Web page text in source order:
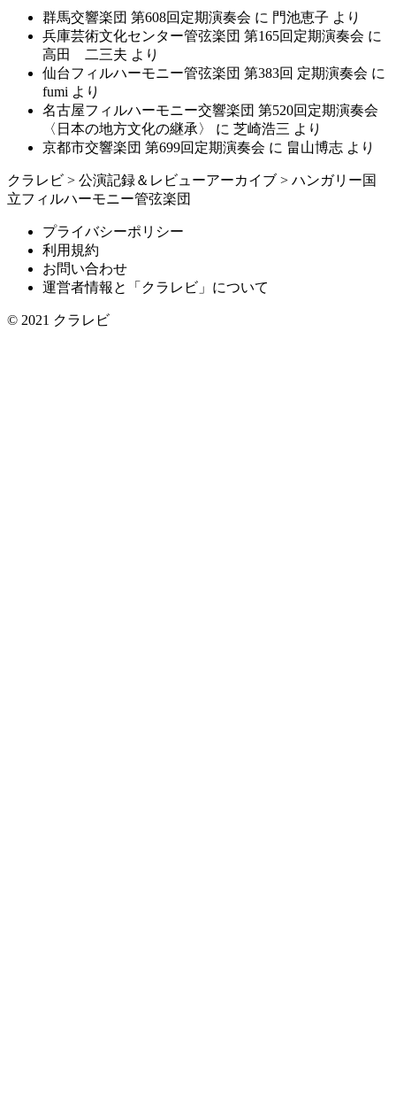
群馬交響楽団 第608回定期演奏会 に 門池恵子 より
兵庫芸術文化センター管弦楽団 第165回定期演奏会 に
高田 二三夫 より
仙台フィルハーモニー管弦楽団 第383回 定期演奏会 に
fumi より
名古屋フィルハーモニー交響楽団 第520回定期演奏会
〈日本の地方文化の継承〉
に 芝崎浩三 より
京都市交響楽団 第699回定期演奏会 に 畠山博志 より
クラレビ > 公演記録＆レビューアーカイブ > ハンガリー国
立フィルハーモニー管弦楽団
プライバシーポリシー
利用規約
お問い合わせ
運営者情報と「クラレビ」について
© 2021 クラレビ